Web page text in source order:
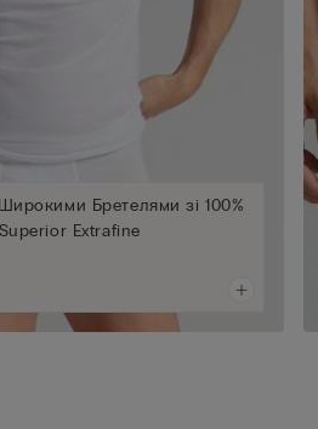
Бретелями зі 100%
Extrafine